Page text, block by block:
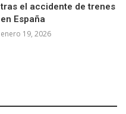
tras el accidente de trenes
en España
enero 19, 2026